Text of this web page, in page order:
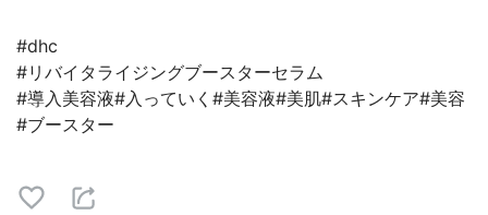
#dhc
#リバイタライジングブースターセラム
#導入美容液#入っていく#美容液#美肌#スキンケア#美容
#ブースター